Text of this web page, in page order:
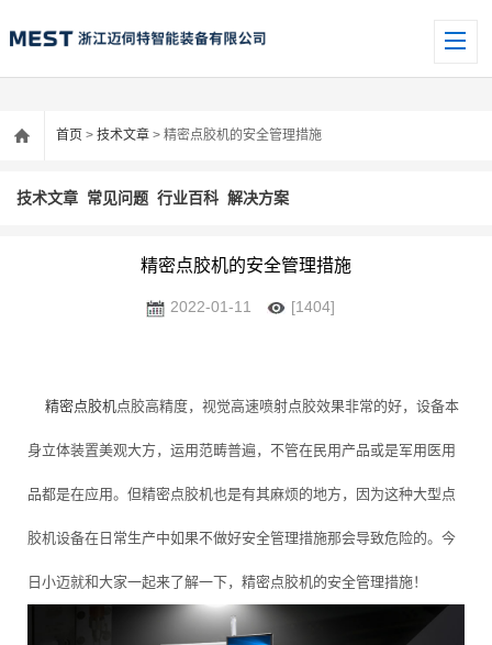
首页 > 技术文章 > 精密点胶机的安全管理措施
技术文章 常见问题 行业百科 解决方案
精密点胶机的安全管理措施
2022-01-11 [1404]
精密点胶机点胶高精度，视觉高速喷射点胶效果非常的好，设备本
身立体装置美观大方，运用范畴普遍，不管在民用产品或是军用医用
品都是在应用。但精密点胶机也是有其麻烦的地方，因为这种大型点
胶机设备在日常生产中如果不做好安全管理措施那会导致危险的。今
日小迈就和大家一起来了解一下，精密点胶机的安全管理措施！